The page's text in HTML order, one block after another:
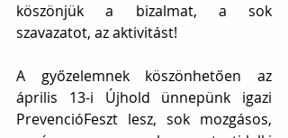
köszönjük a bizalmat, a sok
szavazatot, az aktivitást!
A győzelemnek köszönhetően az
április 13-i Újhold ünnepünk igazi
PrevencióFeszt lesz, sok mozgásos,